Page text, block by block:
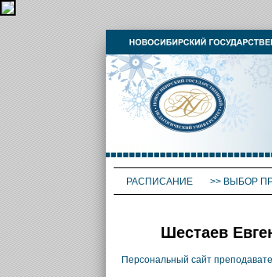
РАСПИСАНИЕ >> ВЫБОР
Шестаев
Персональный сайт